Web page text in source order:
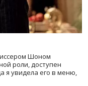
Шоном
роли, доступен
я увидела его в меню,